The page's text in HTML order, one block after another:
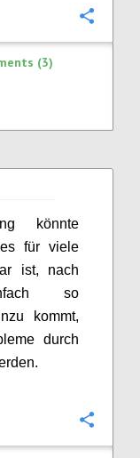
(3)
könnte
für viele
ist, nach
so
kommt,
durch